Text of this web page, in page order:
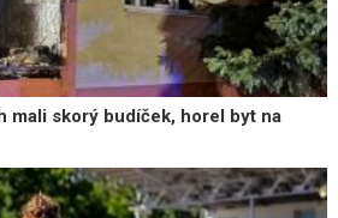
mali skorý budíček, horel byt na